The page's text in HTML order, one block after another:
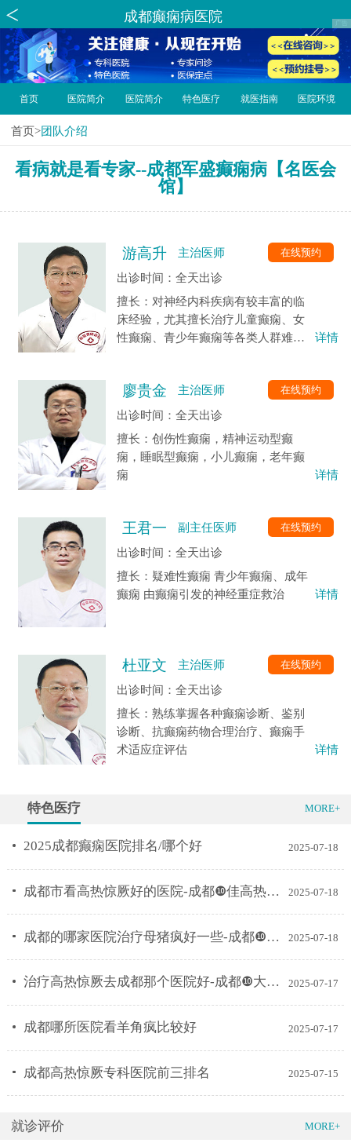
成都癫痫病医院
首页 医院简介 医院简介 特色医疗 就医指南 医院环境
首页>团队介绍
看病就是看专家--成都军盛癫痫病【名医会
馆】
游高升 主治医师
出诊时间：全天出诊
擅长：对神经内科疾病有较丰富的临
床经验，尤其擅长治疗儿童癫痫、女
性癫痫、青少年癫痫等各类人群难治
详情
在线预约
廖贵金 主治医师
出诊时间：全天出诊
擅长：创伤性癫痫，精神运动型癫
痫，睡眠型癫痫，小儿癫痫，老年癫
痫
详情
在线预约
王君一 副主任医师
出诊时间：全天出诊
擅长：疑难性癫痫 青少年癫痫、成年
癫痫 由癫痫引发的神经重症救治
详情
在线预约
杜亚文 主治医师
出诊时间：全天出诊
擅长：熟练掌握各种癫痫诊断、鉴别
诊断、抗癫痫药物合理治疗、癫痫手
术适应症评估
详情
在线预约
特色医疗 MORE+
2025-07-18
2025成都癫痫医院排名/哪个好
2025-07-18
成都市看高热惊厥好的医院-成都❿佳高热惊厥医院排名榜？
2025-07-18
成都的哪家医院治疗母猪疯好一些-成都❿大母猪疯科医院排名？
2025-07-17
治疗高热惊厥去成都那个医院好-成都❿大高热惊厥科医院排行榜单？
2025-07-17
成都哪所医院看羊角疯比较好
2025-07-15
成都高热惊厥专科医院前三排名
就诊评价 MORE+